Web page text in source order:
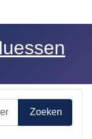
Zoeken